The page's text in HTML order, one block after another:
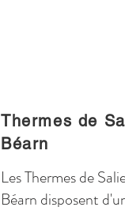
Thermes de
Béarn
Les Thermes de
Béarn disposent